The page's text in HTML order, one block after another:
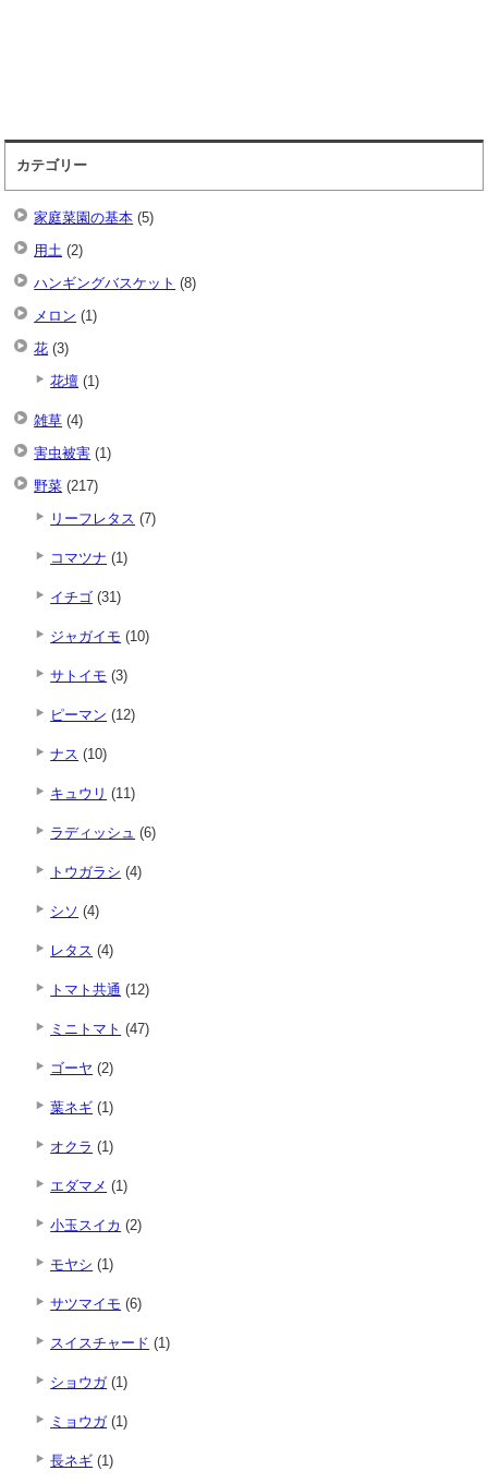
カテゴリー
家庭菜園の基本 (5)
用土 (2)
ハンギングバスケット (8)
メロン (1)
花 (3)
花壇 (1)
雑草 (4)
害虫被害 (1)
野菜 (217)
リーフレタス (7)
コマツナ (1)
イチゴ (31)
ジャガイモ (10)
サトイモ (3)
ピーマン (12)
ナス (10)
キュウリ (11)
ラディッシュ (6)
トウガラシ (4)
シソ (4)
レタス (4)
トマト共通 (12)
ミニトマト (47)
ゴーヤ (2)
葉ネギ (1)
オクラ (1)
エダマメ (1)
小玉スイカ (2)
モヤシ (1)
サツマイモ (6)
スイスチャード (1)
ショウガ(1)
ミョウガ(1)
長ネギ (1)